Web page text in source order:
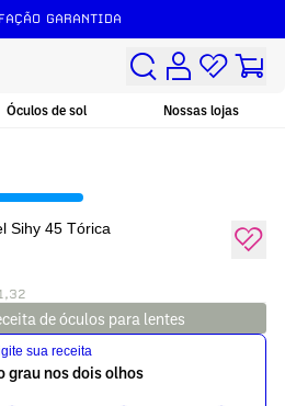
GARANTIDA
Óculos de sol Nossas lojas
Sihy 45 Tórica
de óculos para lentes
sua receita
grau nos dois olhos